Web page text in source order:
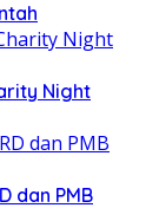
Night
dan PMB